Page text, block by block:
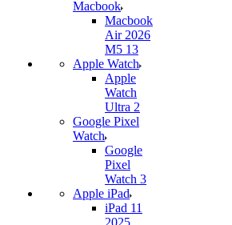
Macbook
Macbook
Air 2026
M5 13
Apple Watch
Apple
Watch
Ultra 2
Google Pixel
Watch
Google
Pixel
Watch 3
Apple iPad
iPad 11
2025